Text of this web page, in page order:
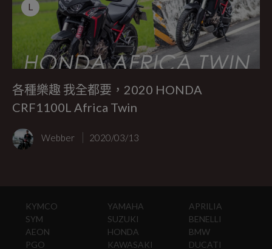
L
各種樂趣 我全都要，2020 HONDA
CRF1100L Africa Twin
Webber 2020/03/13
KYMCO
SYM
AEON
PGO
YAMAHA
SUZUKI
HONDA
KAWASAKI
APRILIA
BENELLI
BMW
DUCATI